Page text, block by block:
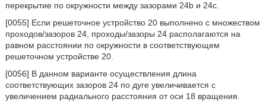
перекрытие по окружности между зазорами 24b и 24с.
[0055] Если решеточное устройство 20 выполнено с множеством
проходов/зазоров 24, проходы/зазоры 24 располагаются на
равном расстоянии по окружности в соответствующем
решеточном устройстве 20.
[0056] В данном варианте осуществления длина
соответствующих зазоров 24 по дуге увеличивается с
увеличением радиального расстояния от оси 18 вращения.